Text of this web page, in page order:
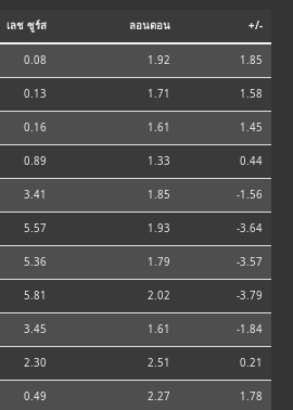
เลช ซูร์ส ลอนดอน +/-
0.08 1.92 1.85
0.13 1.71 1.58
0.16 1.61 1.45
0.89 1.33 0.44
3.41 1.85 -1.56
5.57 1.93 -3.64
5.36 1.79 -3.57
5.81 2.02 -3.79
3.45 1.61 -1.84
2.30 2.51 0.21
0.49 2.27 1.78